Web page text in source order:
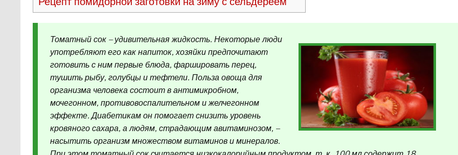
Томатный сок – удивительная жидкость. Некоторые люди
употребляют его как напиток, хозяйки предпочитают
готовить с ним первые блюда, фаршировать перец,
тушить рыбу, голубцы и тефтели. Польза овоща для
организма человека состоит в антимикробном,
мочегонном, противовоспалительном и желчегонном
эффекте. Диабетикам он помогает снизить уровень
кровяного сахара, а людям, страдающим авитаминозом, –
насытить организм множеством витаминов и минералов.